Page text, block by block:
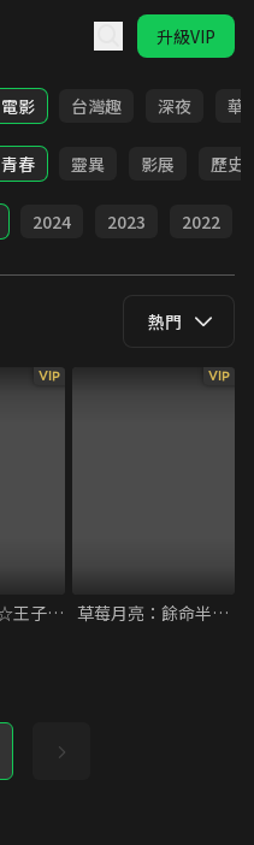
升級VIP
電影 台灣趣 深夜 華
青春 靈異 影展 歷史
2024 2023 2022
熱門
VIP
劇場版 歌之☆王子殿下♪ TABOO NIGHT XXXX
VIP
草莓月亮：餘命半年的約定